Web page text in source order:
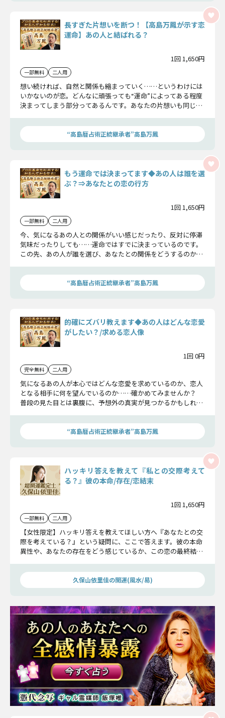
長すぎた片想いを断つ！【高島万鳳が示す恋
運命】あの人と結ばれる？
1回 1,650円
一部無料 二人用
想い続ければ、自然と関係も縮まっていく……というわけには
いかないのが恋。どんなに頑張っても“運命”によってある程度
決まってしまう部分ってあるんです。あなたの片想いも同じで
の恋運命を示しましょう。
“高島暦占術正統継承者”高島万鳳
もう運命では決まってます◆あの人は誰を選
ぶ？⇒あなたとの恋の行方
1回 1,650円
一部無料 二人用
今、気になるあの人との関係がいい感じだったり、反対に停滞
気味だったりしても……運命ではすでに決まっているのです。
この先、あの人が誰を選び、あなたとの関係をどうするのか。
“高島暦占術正統継承者”高島万鳳
的確にズバリ教えます◆あの人はどんな恋愛
がしたい？/求める恋人像
1回 0円
完全無料 二人用
気になるあの人が本心ではどんな恋愛を求めているのか、恋人
となる相手に何を望んでいるのか……確かめてみませんか？
普段の見た目とは裏腹に、予想外の真実が見つかるかもしれま
“高島暦占術正統継承者”高島万鳳
ハッキリ答えを教えて『私との交際考えて
る？』彼の本命/存在/恋結末
1回 1,650円
一部無料 二人用
【女性限定】ハッキリ答えを教えてほしい方へ『あなたとの交
際を考えている？』という疑問に、ここで答えます。彼の本命
異性や、あなたの存在をどう感じているか、この恋の最終結末
久保山依里佳の開運(風水/易)